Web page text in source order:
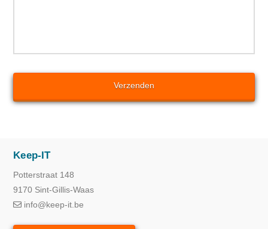
Keep-IT
Potterstraat 148
9170 Sint-Gillis-Waas
info@keep-it.be